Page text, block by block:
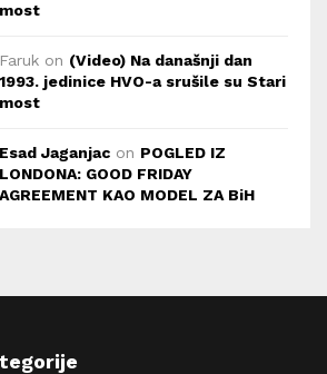
most
Faruk on (Video) Na današnji dan
1993. jedinice HVO-a srušile su Stari
most
Esad Jaganjac on POGLED IZ
LONDONA: GOOD FRIDAY
AGREEMENT KAO MODEL ZA BiH